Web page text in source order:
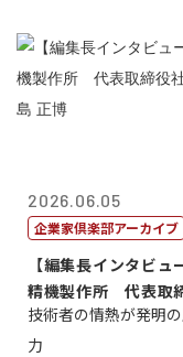
2026.06.05
企業家倶楽部アーカイブ
【編集長インタビュ
精機製作所 代表取
社 長 島 正...
技術者の情熱が発明
力